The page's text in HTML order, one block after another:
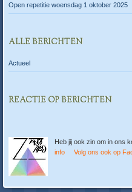
Open repetitie woensdag 1 oktober 2025
ALLE BERICHTEN
Actueel
REACTIE OP BERICHTEN
Heb jij ook zin om in ons
info
Volg ons ook op